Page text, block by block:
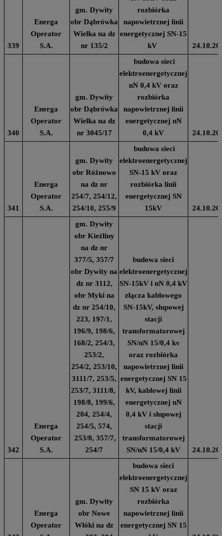
339
Energa
Operator
S.A.
gm. Dywity
obr Dąbrówka
Wielka na dz
nr 135/2
rozbiórka
napowietrznej linii
energetycznej SN-15
kV
340
Energa
Operator
S.A.
gm. Dywity
obr Dąbrówka
Wielka na dz
nr 3045/17
budowa sieci
elektroenergetycznej
nN 0,4 kV oraz
rozbiórka
napowietrznej linii
energetycznej nN
0,4 kV
341
Energa
Operator
S.A.
gm. Dywity
obr Różnowo
na dz nr
254/7, 254/12,
254/10, 255/9
budowa sieci
elektroenergetycznej
SN-15 kV oraz
rozbiórka linii
energetycznej SN
15kV
342
Energa
Operator
S.A.
gm. Dywity
obr Kieźliny
na dz nr
377/5, 357/7
obr Dywity na
dz nr 3112,
obr Myki na
dz nr 254/10,
223, 197/1,
196/9, 198/6,
168/2, 254/3,
253/2,
254/2, 253/10,
3111/7, 253/5,
253/7, 3111/8,
198/8, 199/6,
204, 254/4,
254/5, 574,
253/8, 357/7,
254/7
budowa sieci
elektroenergetycznej
SN-15kV i nN 0,4 kV
złącza kablowego
SN-15kV, słupowej
stacji
transformatorowej
SN/nN 15/0,4 kv
oraz rozbiórka
napowietrznej linii
energetycznej SN 15
kV, kablowej linii
energetycznej nN
0,4 kV i słupowej
stacji
transformatorowej
SN/nN 15/0,4 kV
Energa
Operator
gm. Dywity
obr Nowe
Włóki na dz
budowa sieci
elektroenergetycznej
SN 15 kV oraz
rozbiórka
napowietrznej linii
energetycznej SN 15